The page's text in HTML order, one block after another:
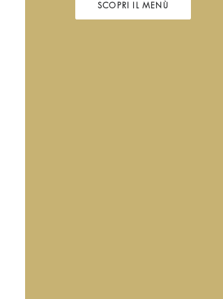
SCOPRI IL MENÙ